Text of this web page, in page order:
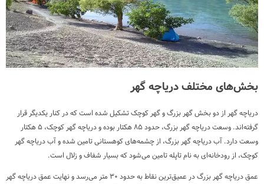
بخش‌های مختلف دریاچه گهر
دریاچه گهر از دو بخش گهر بزرگ و گهر کوچک تشکیل شده است که در کنار یکدیگر قرار
گرفته‌اند. وسعت دریاچه گهر بزرگ، حدود ۸۵ هکتار بوده و دریاچه گهر کوچک، ۵ هکتار
وسعت دارد. آب دریاچه گهر بزرگ، از چشمه‌های کوهستانی تامین شده و آب دریاچه گهر
کوچک، از رودخانه‌ای به نام تاپله تامین می‌شود که بسیار شفاف و زلال است.
عمق دریاچه گهر بزرگ در عمیق‌ترین نقاط به حدود ۳۰ متر می‌رسد و نهایت عمق دریاچه گهر